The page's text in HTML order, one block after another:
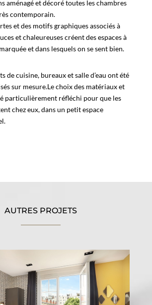
aménagé et décoré toutes les chambres
contemporain.
et des motifs graphiques associés à
et chaleureuses créent des espaces à
et dans lesquels on se sent bien.
de cuisine, bureaux et salle d’eau ont été
sur mesure.Le choix des matériaux et
particulièrement réfléchi pour que les
chez eux, dans un petit espace
AUTRES PROJETS